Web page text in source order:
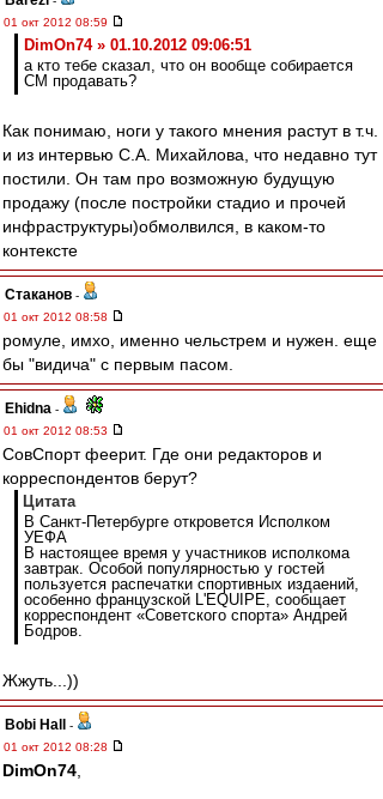
01 окт 2012 08:59
DimOn74 » 01.10.2012 09:06:51
а кто тебе сказал, что он вообще собирается
СМ продавать?
Как понимаю, ноги у такого мнения растут в т.ч.
и из интервью С.А. Михайлова, что недавно тут
постили. Он там про возможную будущую
продажу (после постройки стадио и прочей
инфраструктуры)обмолвился, в каком-то
контексте
Cтаканов -
01 окт 2012 08:58
ромуле, имхо, именно чельстрем и нужен. еще
бы "видича" с первым пасом.
Ehidna -
01 окт 2012 08:53
СовСпорт феерит. Где они редакторов и
корреспондентов берут?
Цитата
В Санкт-Петербурге откровется Исполком
УЕФА
В настоящее время у участников исполкома
завтрак. Особой популярностью у гостей
пользуется распечатки спортивных издаений,
особенно французской L'EQUIPE, сообщает
корреспондент «Советского спорта» Андрей
Бодров.
Жжуть...))
Bobi Hall
-
01 окт 2012 08:28
DimOn74